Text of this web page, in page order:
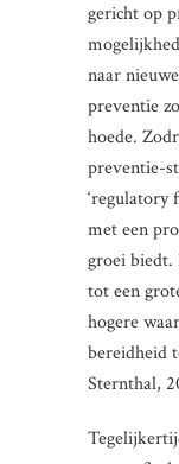
gericht op
naar
preventie
hoede.
preventie-
‘regulatory
met een
groei
tot een
hogere
bereidheid
Sternthal,